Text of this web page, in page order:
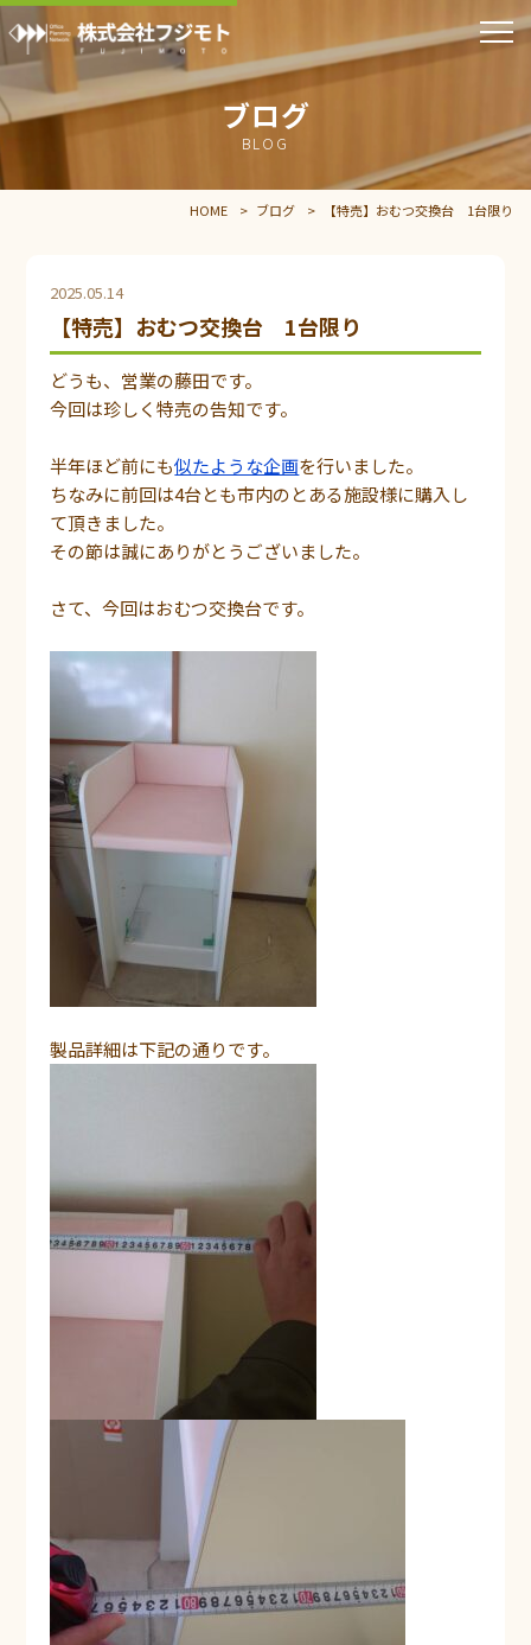
ブログ
BLOG
HOME ブログ 【特売】おむつ交換台 1台限り
2025.05.14
【特売】おむつ交換台 1台限り
どうも、営業の藤田です。
今回は珍しく特売の告知です。
半年ほど前にも似たような企画を行いました。
ちなみに前回は4台とも市内のとある施設様に購入し
て頂きました。
その節は誠にありがとうございました。
さて、今回はおむつ交換台です。
製品詳細は下記の通りです。